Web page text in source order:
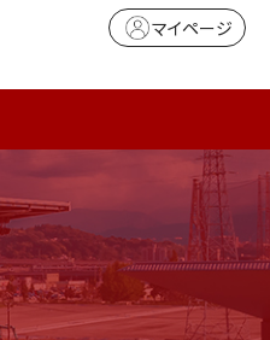
マイページ